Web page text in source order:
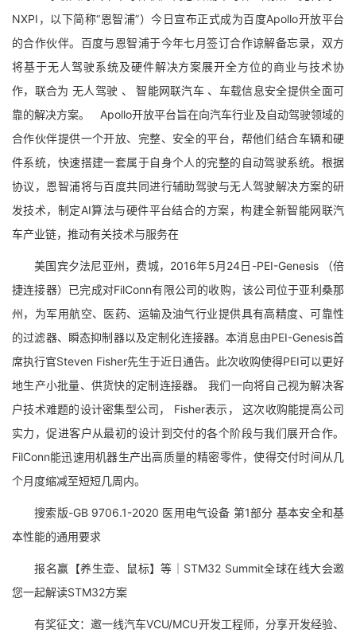
NXPI，以下简称“恩智浦”）今日宣布正式成为百度Apollo开放平台
的合作伙伴。百度与恩智浦于今年七月签订合作谅解备忘录，双方
将基于无人驾驶系统及硬件解决方案展开全方位的商业与技术协
作，联合为 无人驾驶 、 智能网联汽车 、车载信息安全提供全面可
靠的解决方案。 Apollo开放平台旨在向汽车行业及自动驾驶领域的
合作伙伴提供一个开放、完整、安全的平台，帮他们结合车辆和硬
件系统，快速搭建一套属于自身个人的完整的自动驾驶系统。根据
协议，恩智浦将与百度共同进行辅助驾驶与无人驾驶解决方案的研
发技术，制定AI算法与硬件平台结合的方案，构建全新智能网联汽
车产业链，推动有关技术与服务在
美国宾夕法尼亚州，费城，2016年5月24日-PEI-Genesis （倍
捷连接器）已完成对FilConn有限公司的收购，该公司位于亚利桑那
州，为军用航空、医药、运输及油气行业提供具有高精度、可靠性
的过滤器、瞬态抑制器以及定制化连接器。本消息由PEI-Genesis首
席执行官Steven Fisher先生于近日通告。此次收购使得PEI可以更好
地生产小批量、供货快的定制连接器。 我们一向将自己视为解决客
户技术难题的设计密集型公司， Fisher表示， 这次收购能提高公司
实力，促进客户从最初的设计到交付的各个阶段与我们展开合作。
FilConn能迅速用机器生产出高质量的精密零件，使得交付时间从几
个月度缩减至短短几周内。
搜索版-GB 9706.1-2020 医用电气设备 第1部分 基本安全和基
本性能的通用要求
报名赢【养生壶、鼠标】等｜STM32 Summit全球在线大会邀
您一起解读STM32方案
有奖征文：邀一线汽车VCU/MCU开发工程师，分享开发经验、